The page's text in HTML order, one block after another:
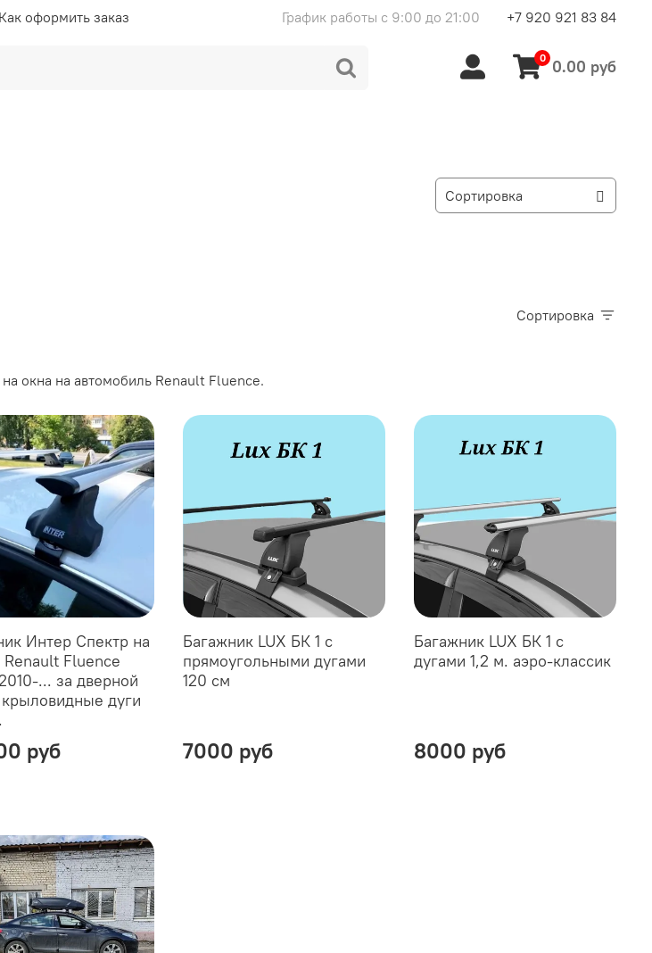
Как оформить заказ График работы с 9:00 до 21:00 +7 920 921 83 84
0 0.00 руб
Сортировка
окна на автомобиль Renault Fluence.
Интер Спектр на
Fluence
... за дверной
дуги
руб
Багажник LUX БК 1 с
прямоугольными дугами
120 см
7000 руб
Багажник LUX БК 1 с
дугами 1,2 м. аэро-классик
8000 руб